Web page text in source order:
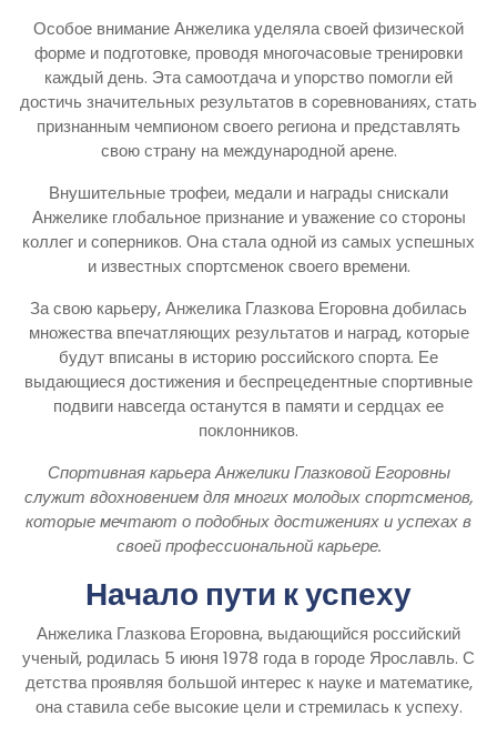
Особое внимание Анжелика уделяла своей физической
форме и подготовке, проводя многочасовые тренировки
каждый день. Эта самоотдача и упорство помогли ей
достичь значительных результатов в соревнованиях, стать
признанным чемпионом своего региона и представлять
свою страну на международной арене.
Внушительные трофеи, медали и награды снискали
Анжелике глобальное признание и уважение со стороны
коллег и соперников. Она стала одной из самых успешных
и известных спортсменок своего времени.
За свою карьеру, Анжелика Глазкова Егоровна добилась
множества впечатляющих результатов и наград, которые
будут вписаны в историю российского спорта. Ее
выдающиеся достижения и беспрецедентные спортивные
подвиги навсегда останутся в памяти и сердцах ее
поклонников.
Спортивная карьера Анжелики Глазковой Егоровны
служит вдохновением для многих молодых спортсменов,
которые мечтают о подобных достижениях и успехах в
своей профессиональной карьере.
Начало пути к успеху
Анжелика Глазкова Егоровна, выдающийся российский
ученый, родилась 5 июня 1978 года в городе Ярославль. С
детства проявляя большой интерес к науке и математике,
она ставила себе высокие цели и стремилась к успеху.